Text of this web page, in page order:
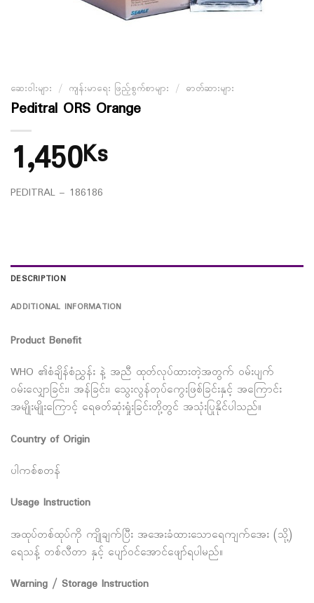
ဆေးဝါးများ / ကျန်းမာရေး ဖြည့်စွက်စာများ / ဓာတ်ဆားများ
Peditral ORS Orange
1,450Ks
PEDITRAL – 186186
DESCRIPTION
ADDITIONAL INFORMATION
Product Benefit
WHO ၏စံချိန်စံညွှန်း နဲ့ အညီ ထုတ်လုပ်ထားတဲ့အတွက် ဝမ်းပျက်
ဝမ်းလျှောခြင်း၊ အန်ခြင်း၊ သွေးလွန်တုပ်ကွေးဖြစ်ခြင်းနှင့် အကြောင်း
အမျိုးမျိုးကြောင့် ရေဓတ်ဆုံးရှုံးခြင်းတို့တွင် အသုံးပြုနိုင်ပါသည်။
Country of Origin
ပါကစ်စတန်
Usage Instruction
အထုပ်တစ်ထုပ်ကို ကျိုချက်ပြီး အအေးခံထားသောရေကျက်အေး (သို့)
ရေသန့် တစ်လီတာ နှင့် ပျော်ဝင်အောင်ဖျော်ရပါမည်။
Warning / Storage Instruction